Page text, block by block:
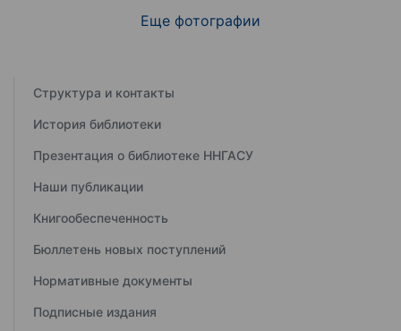
Еще фотографии
Структура и контакты
История библиотеки
Презентация о библиотеке ННГАСУ
Наши публикации
Книгообеспеченность
Бюллетень новых поступлений
Нормативные документы
Подписные издания